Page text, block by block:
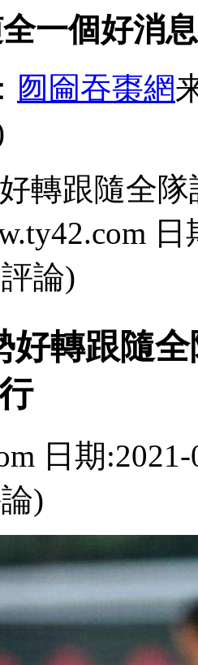
全一個好消
囫圇吞棗網
轉跟隨全
論)
好轉跟隨
日期
)